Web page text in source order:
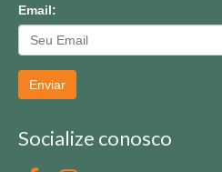
Email:
Enviar
Socialize conosco